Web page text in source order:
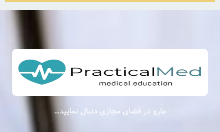
مارو در فضای مجازی دنبال نمایید…